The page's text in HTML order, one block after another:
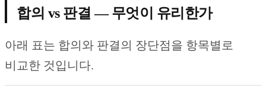
합의 vs 판결 — 무엇이 유리한가
아래 표는 합의와 판결의 장단점을 항목별로
비교한 것입니다.